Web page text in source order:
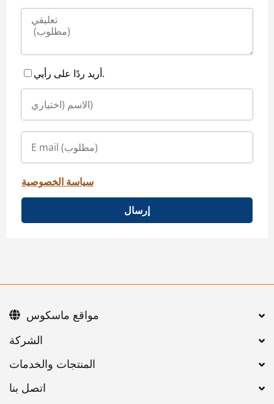
أريد ردًا على رأيي.
سياسة الخصوصية
إرسال
اتصل بنا
مواقع ماسكوس